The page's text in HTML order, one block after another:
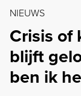
NIEUWS
Crisis of
blijft
ben ik